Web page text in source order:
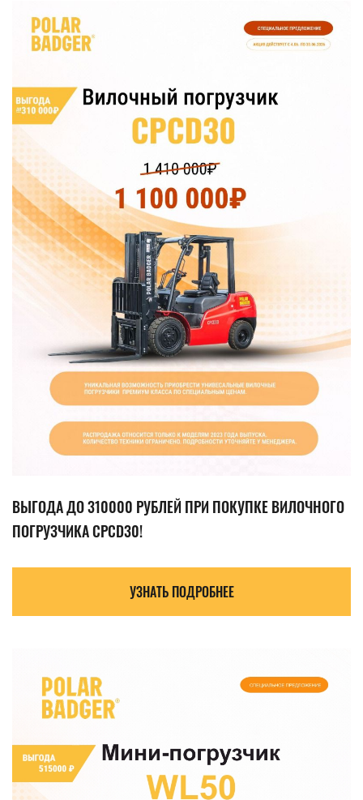
ВЫГОДА ДО 310000 РУБЛЕЙ ПРИ ПОКУПКЕ ВИЛОЧНОГО
ПОГРУЗЧИКА CPCD30!
УЗНАТЬ ПОДРОБНЕЕ